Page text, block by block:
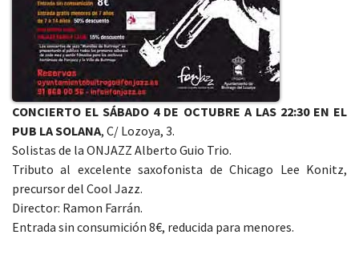
CONCIERTO EL SÁBADO 4 DE OCTUBRE A LAS 22:30 EN EL
PUB LA SOLANA, C/ Lozoya, 3.
Solistas de la ONJAZZ Alberto Guio Trio.
Tributo al excelente saxofonista de Chicago Lee Konitz,
precursor del Cool Jazz.
Director: Ramon Farrán.
Entrada sin consumición 8€, reducida para menores.